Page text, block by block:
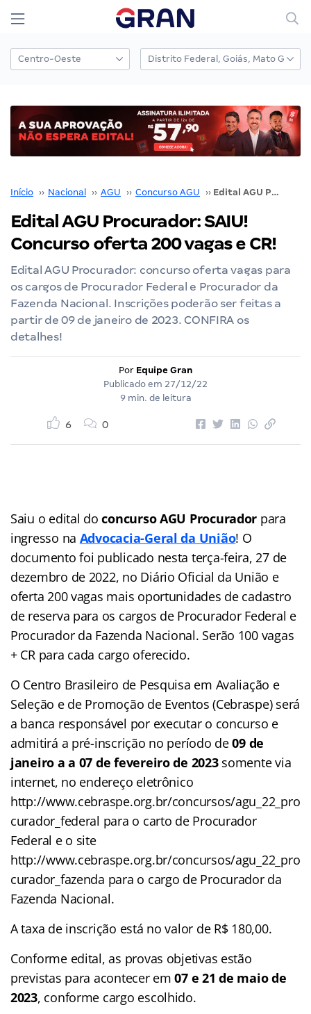
Início ›› Nacional ›› AGU ›› Concurso AGU ›› Edital AGU Procurador: SAIU! Concurso oferta 200 vagas e CR!
Edital AGU Procurador: SAIU!
Concurso oferta 200 vagas e CR!
Edital AGU Procurador: concurso oferta vagas para
os cargos de Procurador Federal e Procurador da
Fazenda Nacional. Inscrições poderão ser feitas a
partir de 09 de janeiro de 2023. CONFIRA os
detalhes!
Por Equipe Gran
Publicado em 27/12/22
9 min. de leitura
6 0
Saiu o edital doconcurso AGU Procurador para
ingresso na Advocacia-Geral da União! O
documento foi publicado nesta terça-feira, 27 de
dezembro de 2022, no Diário Oficial da União e
oferta 200 vagas mais oportunidades de cadastro
de reserva para os cargos de Procurador Federal e
Procurador da Fazenda Nacional. Serão 100 vagas
+ CR para cada cargo oferecido.
O Centro Brasileiro de Pesquisa em Avaliação e
Seleção e de Promoção de Eventos (Cebraspe) será
a banca responsável por executar o concurso e
admitirá a pré-inscrição no período de09 de
janeiro a a 07 de fevereiro de 2023somente via
internet, no endereço eletrônico
http://www.cebraspe.org.br/concursos/agu_22_pro
curador_federal para o carto de Procurador
Federal e o site
http://www.cebraspe.org.br/concursos/agu_22_pro
curador_fazenda para o cargo de Procurador da
Fazenda Nacional.
A taxa de inscrição está no valor de R$ 180,00.
Conforme edital, as provas objetivas estão
previstas para acontecer em07 e 21 de maio de
2023, conforme cargo escolhido.